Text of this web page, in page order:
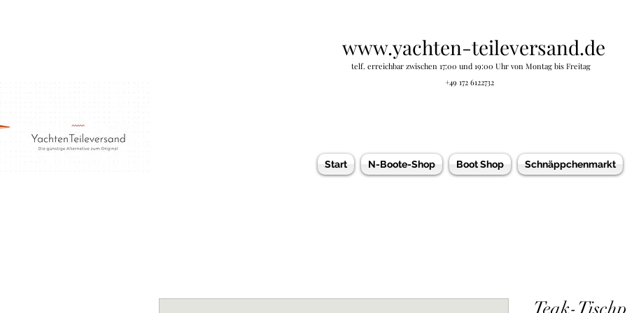
www.yachten-teileversand.de
telf. erreichbar zwischen 17:00 und 19:00 Uhr von Montag bis Freitag
+49 172 6122732
Start N-Boote-Shop Boot Shop Schnäppchenmarkt